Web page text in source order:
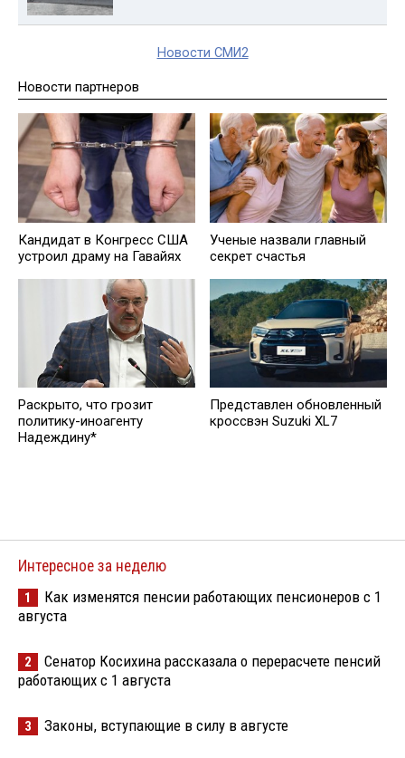
Новости СМИ2
Новости партнеров
Кандидат в Конгресс США
устроил драму на Гавайях
Ученые назвали главный
секрет счастья
Раскрыто, что грозит
политику-иноагенту
Надеждину*
Представлен обновленный
кроссвэн Suzuki XL7
Интересное за неделю
1
Как изменятся пенсии работающих пенсионеров с 1
августа
2
Сенатор Косихина рассказала о перерасчете пенсий
работающих с 1 августа
3 Законы, вступающие в силу в августе